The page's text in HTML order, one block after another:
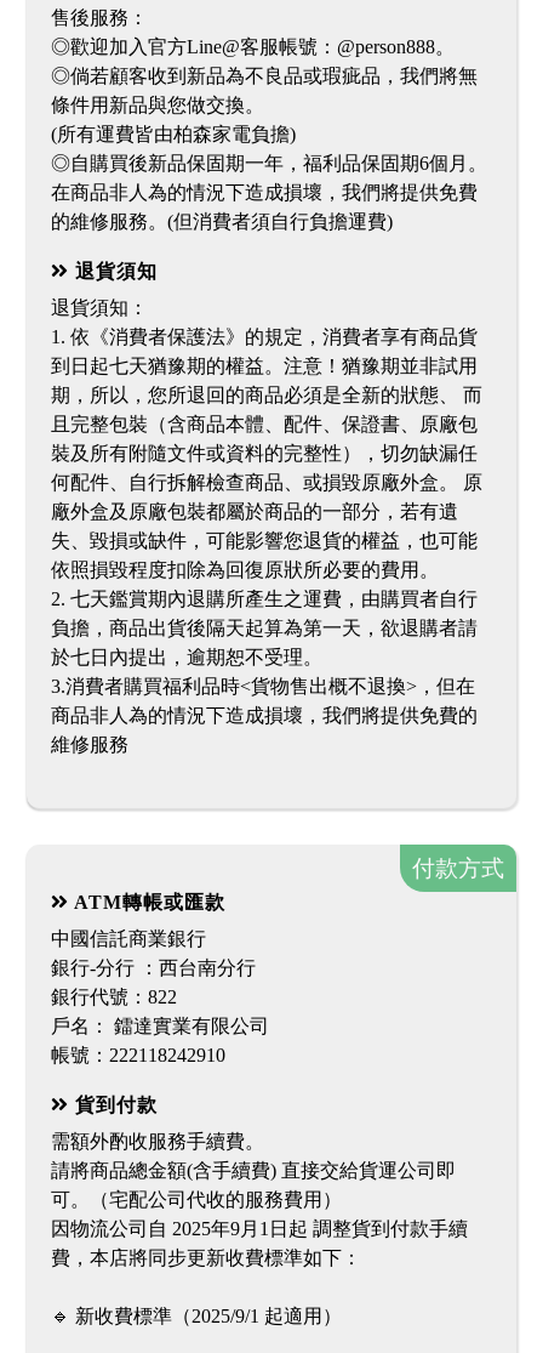
售後服務：
◎歡迎加入官方Line@客服帳號：@person888。
◎倘若顧客收到新品為不良品或瑕疵品，我們將無
條件用新品與您做交換。
(所有運費皆由柏森家電負擔)
◎自購買後新品保固期一年，福利品保固期6個月。
在商品非人為的情況下造成損壞，我們將提供免費
的維修服務。(但消費者須自行負擔運費)
退貨須知
退貨須知：
1. 依《消費者保護法》的規定，消費者享有商品貨
到日起七天猶豫期的權益。注意！猶豫期並非試用
期，所以，您所退回的商品必須是全新的狀態、 而
且完整包裝（含商品本體、配件、保證書、原廠包
裝及所有附隨文件或資料的完整性），切勿缺漏任
何配件、自行拆解檢查商品、或損毀原廠外盒。 原
廠外盒及原廠包裝都屬於商品的一部分，若有遺
失、毀損或缺件，可能影響您退貨的權益，也可能
依照損毀程度扣除為回復原狀所必要的費用。
2. 七天鑑賞期內退購所產生之運費，由購買者自行
負擔，商品出貨後隔天起算為第一天，欲退購者請
於七日內提出，逾期恕不受理。
3.消費者購買福利品時<貨物售出概不退換>，但在
商品非人為的情況下造成損壞，我們將提供免費的
維修服務
付款方式
ATM轉帳或匯款
中國信託商業銀行
銀行-分行 ：西台南分行
銀行代號：822
戶名： 鐳達實業有限公司
帳號：222118242910
貨到付款
需額外酌收服務手續費。
請將商品總金額(含手續費) 直接交給貨運公司即
可。（宅配公司代收的服務費用）
因物流公司自 2025年9月1日起 調整貨到付款手續
費，本店將同步更新收費標準如下：
🔹 新收費標準（2025/9/1 起適用）